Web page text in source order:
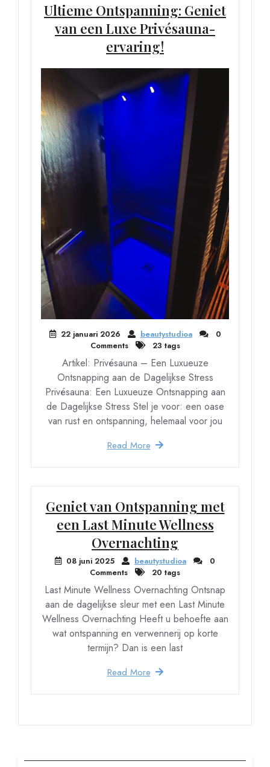
Ultieme Ontspanning: Geniet
van een Luxe Privésauna-
ervaring!
22 januari 2026 beautystudioa
0
Comments
23 tags
Artikel: Privésauna – Een Luxueuze
Ontsnapping aan de Dagelijkse Stress
Privésauna: Een Luxueuze Ontsnapping aan
de Dagelijkse Stress Stel je voor: een oase
van rust en ontspanning, helemaal voor jou
Read More
Geniet van Ontspanning met
een Last Minute Wellness
Overnachting
08 juni 2025 beautystudioa
0
Comments
20 tags
Last Minute Wellness Overnachting Ontsnap
aan de dagelijkse sleur met een Last Minute
Wellness Overnachting Heeft u behoefte aan
wat ontspanning en verwennerij op korte
termijn? Dan is een last
Read More